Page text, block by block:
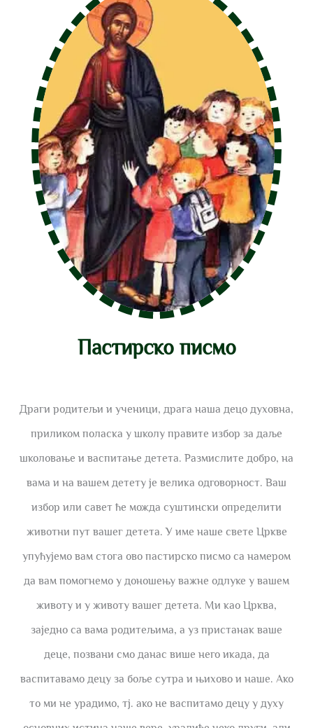
Пастирско писмо
Драги родитељи и ученици, драга наша децо духовна,
приликом поласка у школу правите избор за даље
школовање и васпитање детета. Размислите добро, на
вама и на вашем детету је велика одговорност. Ваш
избор или савет ће можда суштински определити
животни пут вашег детета. У име наше свете Цркве
упућујемо вам стога ово пастирско писмо са намером
да вам помогнемо у доношењу важне одлуке у вашем
животу и у животу вашег детета. Ми као Црква,
заједно са вама родитељима, а уз пристанак ваше
деце, позвани смо данас више него икада, да
васпитавамо децу за боље сутра и њихово и наше. Ако
то ми не урадимо, тј. ако не васпитамо децу у духу